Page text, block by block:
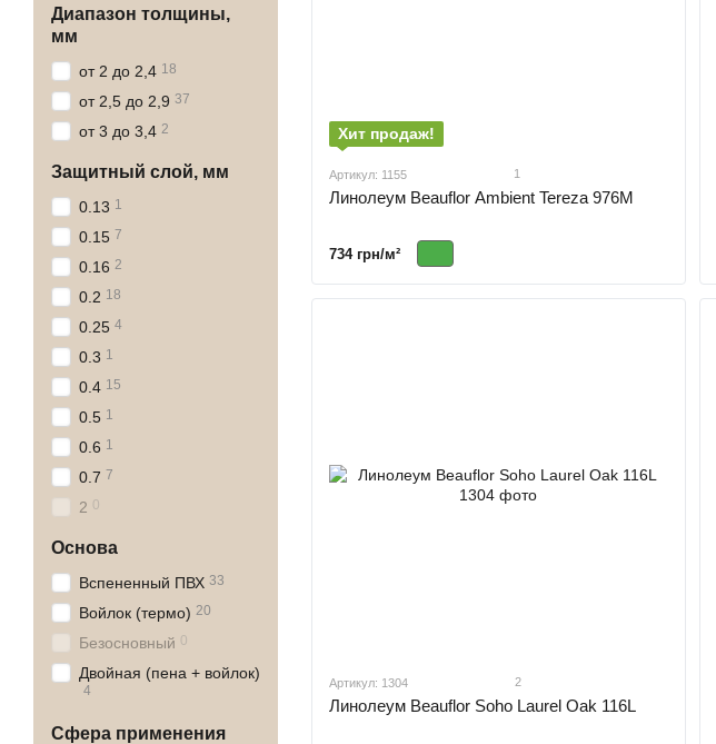
Хит продаж!
Артикул: 1155 1
Линолеум Beauflor Ambient Tereza 976M
734 грн/м²
Артикул: 1304 2
Линолеум Beauflor Soho Laurel Oak 116L
Диапазон толщины,
мм
от 2 до 2,4 18
от 2,5 до 2,9 37
от 3 до 3,4 2
Защитный слой, мм
0.13 1
0.15 7
0.16 2
0.2 18
0.25 4
0.3 1
0.4 15
0.5 1
0.6 1
0.7 7
2 0
Основа
Вспененный ПВХ 33
Войлок (термо) 20
Безосновный 0
Двойная (пена + войлок)
4
Сфера применения